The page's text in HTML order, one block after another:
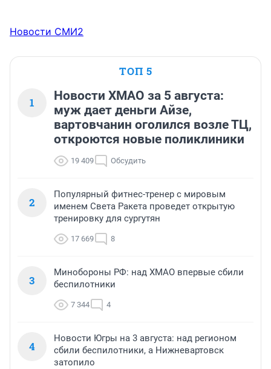
Новости СМИ2
ТОП 5
1
Новости ХМАО за 5 августа:
муж дает деньги Айзе,
вартовчанин оголился возле ТЦ,
откроются новые поликлиники
19 409 Обсудить
2
Популярный фитнес-тренер с мировым
именем Света Ракета проведет открытую
тренировку для сургутян
17 669 8
3
Минобороны РФ: над ХМАО впервые сбили
беспилотники
7 344 4
4
Новости Югры на 3 августа: над регионом
сбили беспилотники, а Нижневартовск
затопило